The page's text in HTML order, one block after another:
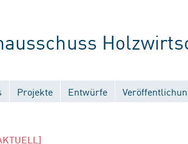
Projekte Entwürfe